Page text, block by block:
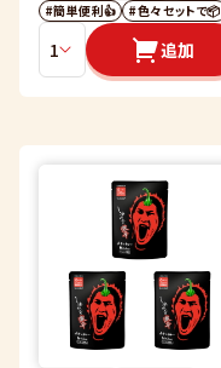
#簡単便利👍
#色々セットで📦
追加